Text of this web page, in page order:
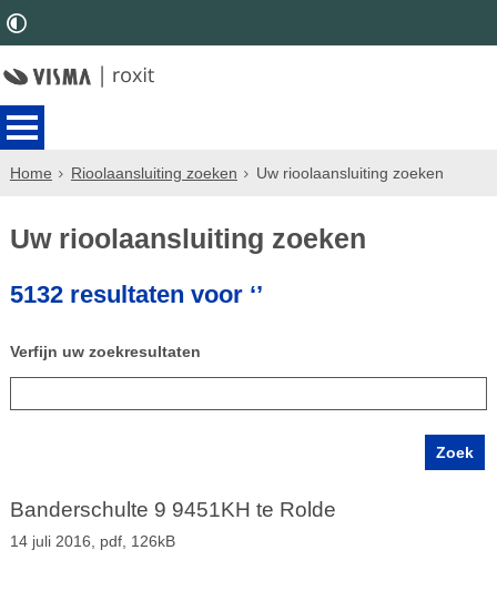
Home Rioolaansluiting zoeken Uw rioolaansluiting zoeken
Uw rioolaansluiting zoeken
5132 resultaten voor ‘’
Verfijn uw zoekresultaten
Banderschulte 9 9451KH te Rolde
14 juli 2016, pdf, 126kB